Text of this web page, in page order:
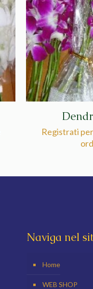
Registrati
Naviga nel
Home
WEB SHOP